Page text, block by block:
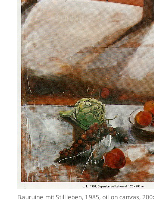
Bauruine mit Stillleben, 1985, oil on canvas,